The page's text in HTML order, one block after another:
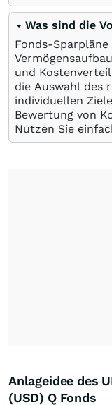
Was sind die
Fonds-
und
die Auswahl des
individuellen
Bewertung von
Nutzen Sie
Anlageidee des
(USD) Q Fonds